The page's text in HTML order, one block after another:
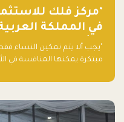
"مركز فلك
في المملكة
ناشئة تلو الأخرى."
"يجب ألا يتم تمكين النساء
مبتكرة يمكنها المنافسة في